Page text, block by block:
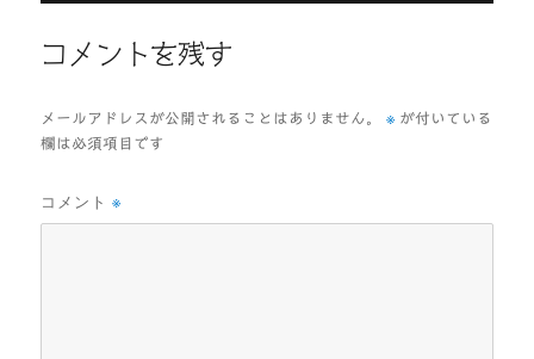
コメントを残す
メールアドレスが公開されることはありません。 ※ が付いている
欄は必須項目です
コメント※